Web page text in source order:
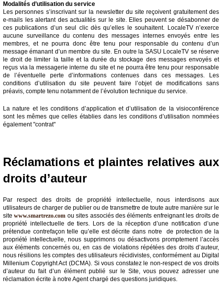
Modalités d’utilisation du service
Les personnes s’inscrivant sur la newsletter du site reçoivent gratuitement des
e-mails les alertant des actualités sur le site. Elles peuvent se désabonner de
ces publications d’un seul clic dès qu’elles le souhaitent. LocaleTV n’exerce
aucune surveillance du contenu des messages internes envoyés entre les
membres, et ne pourra donc être tenu pour responsable du contenu d’un
message émanant d’un membre du site. En outre la SASU LocaleTV se réserve
le droit de limiter la taille et la durée du stockage des messages envoyés et
reçus via la messagerie interne du site et ne pourra être tenu pour responsable
de l’éventuelle perte d’informations contenues dans ces messages. Les
conditions d’utilisation du site peuvent faire l’objet de modifications sans
préavis, compte tenu notamment de l’évolution technique du service.
La nature et les conditions d’application et d’utilisation de la visioconférence
sont les mêmes que celles établies dans les conditions d’utilisation nommées
également "contrat"
Réclamations et plaintes relatives aux
droits d’auteur
Par respect des droits de propriété intellectuelle, nous interdisons aux
utilisateurs de charger de publier ou de transmettre de toute autre manière sur le
sitewww.smartrezo.com ou sites associés des éléments enfreignant les droits de
propriété intellectuelle de tiers. Lors de la réception d’une notification d’une
prétendue contrefaçon telle qu’elle est décrite dans notre de protection de la
propriété intellectuelle, nous supprimons ou désactivons promptement l’accès
aux éléments concernés ou, en cas de violations répétées des droits d’auteur,
nous résilions les comptes des utilisateurs récidivistes, conformément au Digital
Millenium Copyright Act (DCMA). Si vous constatez le non-respect de vos droits
d’auteur du fait d’un élément publié sur le Site, vous pouvez adresser une
réclamation écrite à notre Agent chargé des questions juridiques.